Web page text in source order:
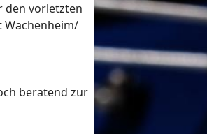
den vorletzten
Wachenheim/
beratend zur